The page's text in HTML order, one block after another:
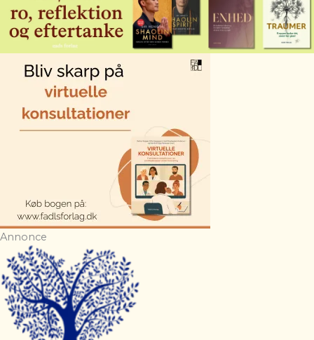
Annonce